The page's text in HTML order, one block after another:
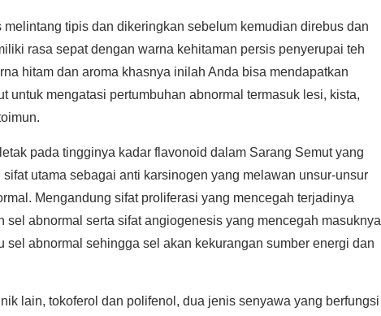
tipis dan dikeringkan sebelum kemudian direbus dan
rasa sepat dengan warna kehitaman persis penyerupai teh
hitam dan aroma khasnya inilah Anda bisa mendapatkan
untuk mengatasi pertumbuhan abnormal termasuk lesi, kista,
pada tingginya kadar flavonoid dalam Sarang Semut yang
utama sebagai anti karsinogen yang melawan unsur-unsur
Mengandung sifat proliferasi yang mencegah terjadinya
sel abnormal serta sifat angiogenesis yang mencegah masuknya
sel abnormal sehingga sel akan kekurangan sumber energi dan
lain, tokoferol dan polifenol, dua jenis senyawa yang berfungsi